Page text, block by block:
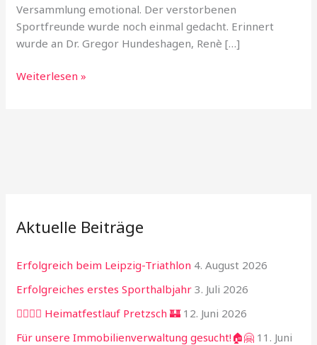
Versammlung emotional. Der verstorbenen
Sportfreunde wurde noch einmal gedacht. Erinnert
wurde an Dr. Gregor Hundeshagen, Renè […]
Mitgliederversammlung
Weiterlesen »
Aktuelle Beiträge
Erfolgreich beim Leipzig-Triathlon 4. August 2026
Erfolgreiches erstes Sporthalbjahr 3. Juli 2026
🏃‍♂️🏃‍♀️ Heimatfestlauf Pretzsch 🏰 12. Juni 2026
Für unsere Immobilienverwaltung gesucht!🏠🤗 11. Juni